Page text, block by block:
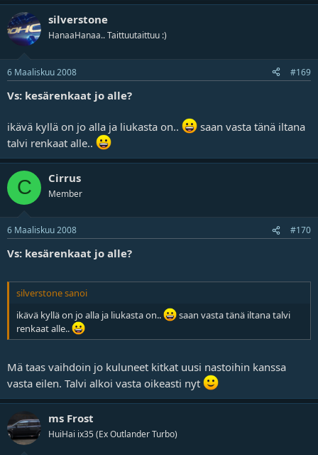
silverstone
HanaaHanaa.. Taittuutaittuu :)
6 Maaliskuu 2008 #169
Vs: kesärenkaat jo alle?
ikävä kyllä on jo alla ja liukasta on..
saan vasta tänä iltana
talvi renkaat alle..
C Cirrus
Member
6 Maaliskuu 2008 #170
Vs: kesärenkaat jo alle?
silverstone sanoi
ikävä kyllä on jo alla ja liukasta on..
saan vasta tänä iltana talvi
renkaat alle..
Mä taas vaihdoin jo kuluneet kitkat uusi nastoihin kanssa
vasta eilen. Talvi alkoi vasta oikeasti nyt
ms Frost
HuiHai ix35 (Ex Outlander Turbo)